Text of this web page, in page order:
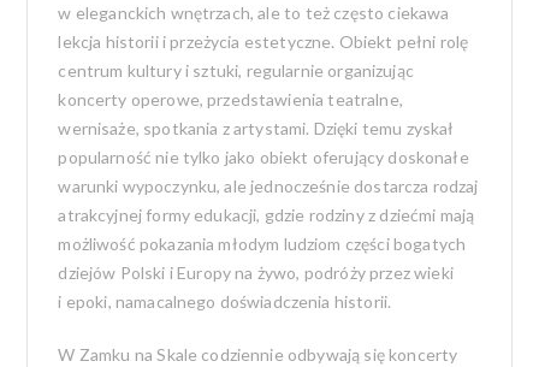
w eleganckich wnętrzach, ale to też często ciekawa
lekcja historii i przeżycia estetyczne. Obiekt pełni rolę
centrum kultury i sztuki, regularnie organizując
koncerty operowe, przedstawienia teatralne,
wernisaże, spotkania z artystami. Dzięki temu zyskał
popularność nie tylko jako obiekt oferujący doskonałe
warunki wypoczynku, ale jednocześnie dostarcza rodzaj
atrakcyjnej formy edukacji, gdzie rodziny z dziećmi mają
możliwość pokazania młodym ludziom części bogatych
dziejów Polski i Europy na żywo, podróży przez wieki
i epoki, namacalnego doświadczenia historii.
W Zamku na Skale codziennie odbywają się koncerty